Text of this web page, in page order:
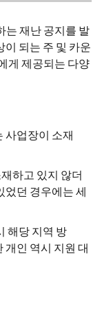
는 재난 공지를 발
이 되는 주 및 카운
게 제공되는 다양
사업장이 소재
하고 있지 않더
었던 경우에는 세
해당 지역 방
개인 역시 지원 대